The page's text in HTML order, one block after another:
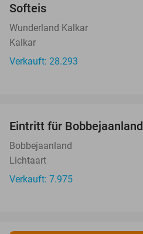
Softeis
Wunderland Kalkar
Kalkar
Verkauft: 28.293
Eintritt für Bobbejaanland
Bobbejaanland
Lichtaart
Verkauft: 7.975